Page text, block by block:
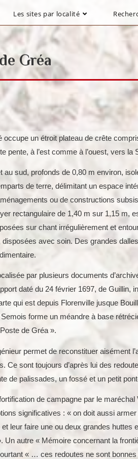
Les sites par localité
Gréa
occupe un étroit plateau de crête
pente, à l’est comme à l’ouest, vers la
au sud, profonds de 0,80 m environ,
de terre, délimitant un espace
ou de constructions
rectangulaire de 1,40 m sur 1,15 m,
sur chant irrégulièrement et
disposées avec soin. Des grandes
par plusieurs documents
daté du 24 février 1697, de Guillin,
qui est depuis Florenville jusque
Semois forme un méandre à base
de Gréa ».
permet de reconstituer aisément
Ce sont toujours d’après lui des
de palissades, un fossé et un petit
de campagne par le maréchal
significatives : « on doit aussi
leur faire une ou deux grandes huttes
Un autre « Mémoire concernant la
« … ces redoutes ne sont bonnes